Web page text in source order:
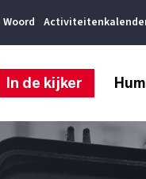
In de kijker